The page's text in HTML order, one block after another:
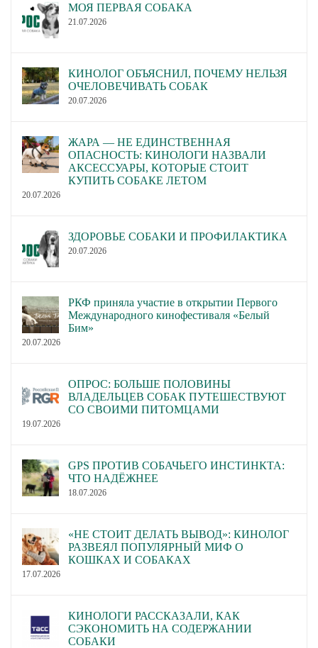
МОЯ ПЕРВАЯ СОБАКА
21.07.2026
КИНОЛОГ ОБЪЯСНИЛ, ПОЧЕМУ НЕЛЬЗЯ
ОЧЕЛОВЕЧИВАТЬ СОБАК
20.07.2026
ЖАРА — НЕ ЕДИНСТВЕННАЯ
ОПАСНОСТЬ: КИНОЛОГИ НАЗВАЛИ
АКСЕССУАРЫ, КОТОРЫЕ СТОИТ
КУПИТЬ СОБАКЕ ЛЕТОМ
20.07.2026
ЗДОРОВЬЕ СОБАКИ И ПРОФИЛАКТИКА
20.07.2026
РКФ приняла участие в открытии Первого
Международного кинофестиваля «Белый
Бим»
20.07.2026
ОПРОС: БОЛЬШЕ ПОЛОВИНЫ
ВЛАДЕЛЬЦЕВ СОБАК ПУТЕШЕСТВУЮТ
СО СВОИМИ ПИТОМЦАМИ
19.07.2026
GPS ПРОТИВ СОБАЧЬЕГО ИНСТИНКТА:
ЧТО НАДЁЖНЕЕ
18.07.2026
«НЕ СТОИТ ДЕЛАТЬ ВЫВОД»: КИНОЛОГ
РАЗВЕЯЛ ПОПУЛЯРНЫЙ МИФ О
КОШКАХ И СОБАКАХ
17.07.2026
КИНОЛОГИ РАССКАЗАЛИ, КАК
СЭКОНОМИТЬ НА СОДЕРЖАНИИ
СОБАКИ